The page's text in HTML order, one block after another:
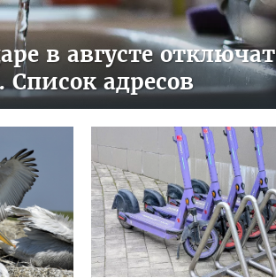
в августе отключат
Список адресов